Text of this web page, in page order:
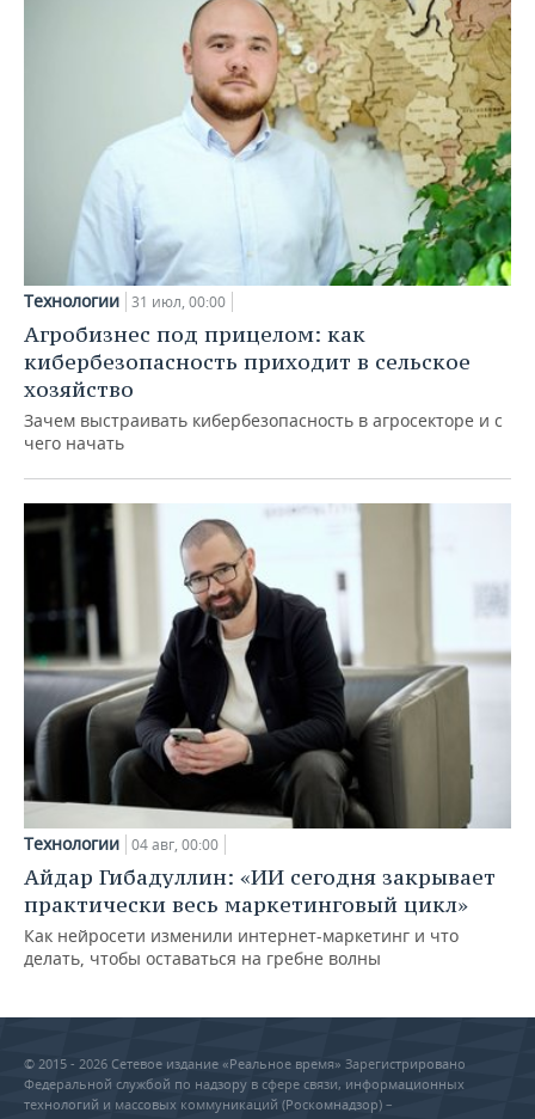
Технологии 31 июл, 00:00
Агробизнес под прицелом: как
кибербезопасность приходит в сельское
хозяйство
Зачем выстраивать кибербезопасность в агросекторе и с
чего начать
Технологии 04 авг, 00:00
Айдар Гибадуллин: «ИИ сегодня закрывает
практически весь маркетинговый цикл»
Как нейросети изменили интернет-маркетинг и что
делать, чтобы оставаться на гребне волны
© 2015 - 2026 Сетевое издание «Реальное время» Зарегистрировано
Федеральной службой по надзору в сфере связи, информационных
технологий и массовых коммуникаций (Роскомнадзор) –